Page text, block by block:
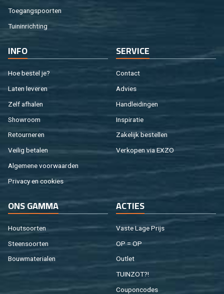
Toe­gangs­poor­ten
Tuin­in­rich­ting
INFO
Hoe be­stel je?
Laten le­ve­ren
Zelf af­ha­len
Show­room
Re­tour­ne­ren
Vei­lig be­ta­len
Al­ge­me­ne voor­waar­den
Pri­va­cy en coo­kies
SER­VI­CE
Con­tact
Ad­vies
Hand­lei­din­gen
In­spi­ra­tie
Za­ke­lijk be­stel­len
Ver­ko­pen via EXZO
ONS GAMMA
Hout­soor­ten
Steen­soor­ten
Bouw­ma­te­ri­a­len
AC­TIES
Vaste Lage Prijs
OP = OP
Out­let
TUIN­ZOT?!
Cou­pon­co­des